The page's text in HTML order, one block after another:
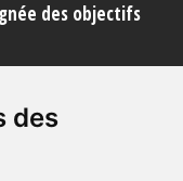
des
des objectifs
»